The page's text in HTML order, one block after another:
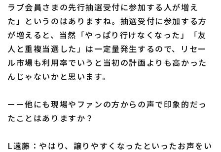
ラブ会員さまの先行抽選受付に参加する人が増え
た」というのはありますね。抽選受付に参加する方
が増えると、当然「やっぱり行けなくなった」「友
人と重複当選した」は一定量発生するので、リセー
ル市場も利用率でいうと当初の計画よりも高かった
んじゃないかと思います。
ーー他にも現場やファンの方からの声で印象的だっ
たことはありますか？
L遠藤：やはり、譲りやすくなったといったお声をい